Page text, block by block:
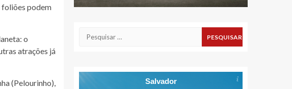
foliões podem
o
atrações já
(Pelourinho),
Pesquisar
Salvador